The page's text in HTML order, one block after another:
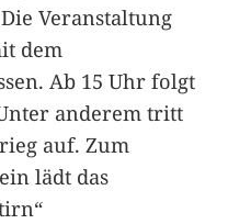
Veranstaltung
dem
Ab 15 Uhr folgt
anderem tritt
auf. Zum
lädt das